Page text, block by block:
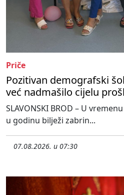
Priče
Pozitivan demografski
već nadmašilo cijelu
SLAVONSKI BROD – U
u godinu bilježi zabrin...
07.08.2026. u 07:30